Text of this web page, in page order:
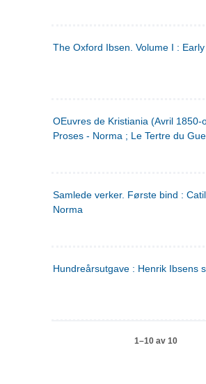
The Oxford Ibsen. Volume I :
OEuvres de Kristiania (Avril
Proses - Norma ; Le Tertre du
Samlede verker. Første bind :
Norma
Hundreårsutgave : Henrik Ibsens
1–10 av 10